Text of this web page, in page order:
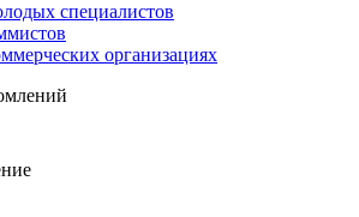
специалистов
организациях